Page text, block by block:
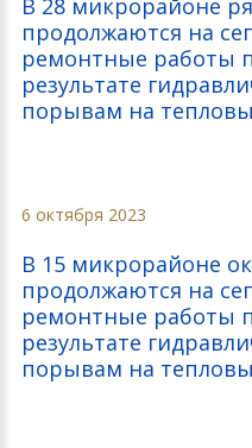
В 28 микрорайоне
продолжаются на
ремонтные работы
результате
порывам на
6 октября 2023
В 15 микрорайоне
продолжаются на
ремонтные работы
результате
порывам на